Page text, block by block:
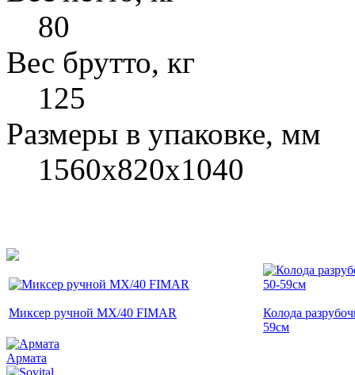
80
Вес брутто, кг
125
Размеры в упаковке, мм
1560x820x1040
Миксер ручной MX/40 FIMAR
Колода
59см
Армата